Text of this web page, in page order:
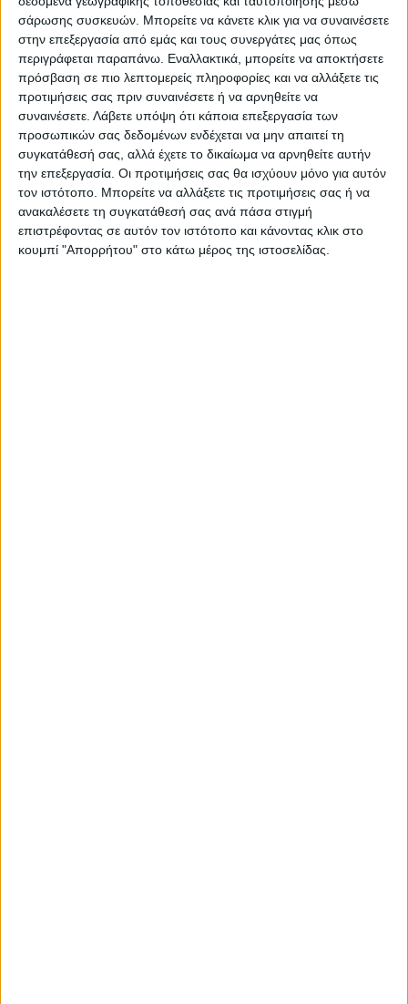
σάρωσης συσκευών. Μπορείτε να κάνετε κλικ για να συναινέσετε
στην επεξεργασία από εμάς και τους συνεργάτες μας όπως
περιγράφεται παραπάνω. Εναλλακτικά, μπορείτε να αποκτήσετε
πρόσβαση σε πιο λεπτομερείς πληροφορίες και να αλλάξετε τις
προτιμήσεις σας πριν συναινέσετε ή να αρνηθείτε να
συναινέσετε. Λάβετε υπόψη ότι κάποια επεξεργασία των
προσωπικών σας δεδομένων ενδέχεται να μην απαιτεί τη
συγκατάθεσή σας, αλλά έχετε το δικαίωμα να αρνηθείτε αυτήν
την επεξεργασία. Οι προτιμήσεις σας θα ισχύουν μόνο για αυτόν
τον ιστότοπο. Μπορείτε να αλλάξετε τις προτιμήσεις σας ή να
ανακαλέσετε τη συγκατάθεσή σας ανά πάσα στιγμή
επιστρέφοντας σε αυτόν τον ιστότοπο και κάνοντας κλικ στο
κουμπί "Απορρήτου" στο κάτω μέρος της ιστοσελίδας.
ΠΑΡΟΜΟΙΑ ΑΡΘΡΑ